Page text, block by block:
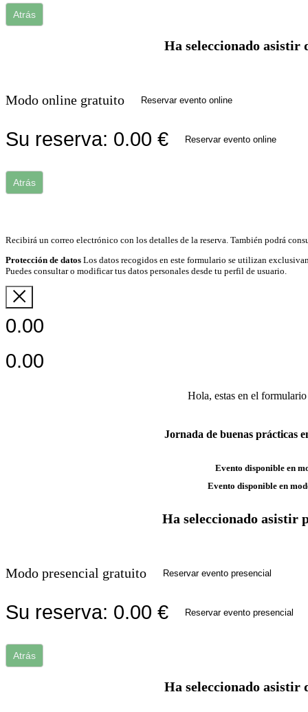
Atrás
Ha seleccionado asistir
Modo online gratuito Reservar evento online
Su reserva: 0.00 € Reservar evento online
Atrás
Recibirá un correo electrónico con los detalles de la reserva. También podrá
Protección de datos Los datos recogidos en este formulario se utilizan
Puedes consultar o modificar tus datos personales desde tu perfil de usuario.
0.00
0.00
Hola, estas en el formulario
Jornada de buenas prácticas
Evento disponible en
Evento disponible en
Ha seleccionado asistir
Modo presencial gratuito Reservar evento presencial
Su reserva: 0.00 € Reservar evento presencial
Atrás
Ha seleccionado asistir